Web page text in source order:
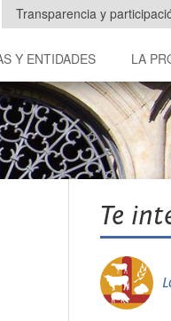
Transparencia y
Y ENTIDADES LA
Te